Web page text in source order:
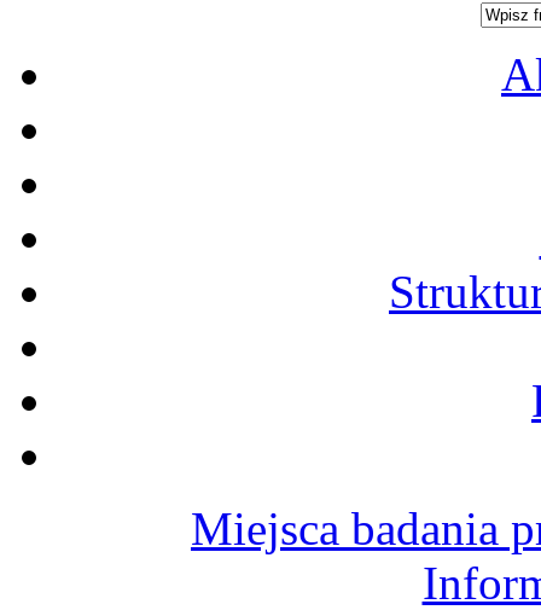
Miejsca badania